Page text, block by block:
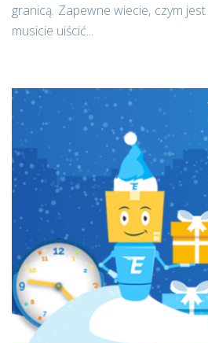
granicą. Zapewne wiecie, czym
musicie uiścić...